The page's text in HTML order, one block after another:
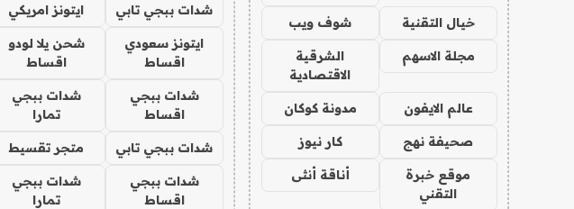
خيال التقنية شوف ويب
مجلة الاسهم
الشرقية
الاقتصادية
عالم الايفون مدونة كوكان
صحيفة نهج كار نيوز
موقع خبرة
التقني
أناقة أنثى
شدات ببجي تابي ايتونز امريكي
ايتونز سعودي
اقساط
شحن يلا لودو
اقساط
شدات ببجي
اقساط
شدات ببجي
تمارا
شدات ببجي تابي متجر تقسيط
شدات ببجي
اقساط
شدات ببجي
تمارا